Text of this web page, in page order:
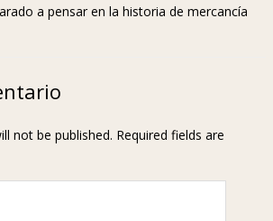
a pensar en la historia de mercancía
not be published. Required fields are